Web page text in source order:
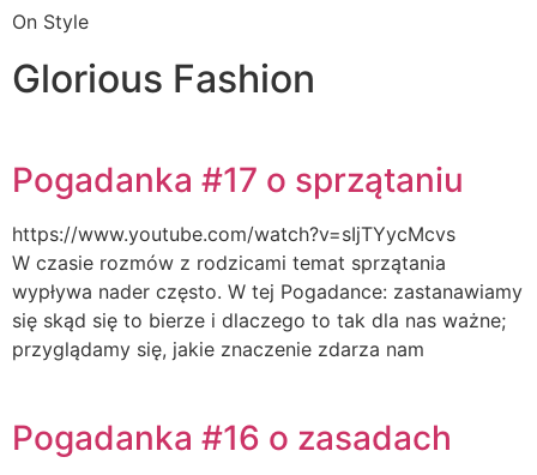
On Style
Glorious Fashion
Pogadanka #17 o sprzątaniu
https://www.youtube.com/watch?v=sIjTYycMcvs
W czasie rozmów z rodzicami temat sprzątania
wypływa nader często. W tej Pogadance: zastanawiamy
się skąd się to bierze i dlaczego to tak dla nas ważne;
przyglądamy się, jakie znaczenie zdarza nam
Pogadanka #16 o zasadach